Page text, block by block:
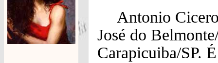
Antonio
José do
Carapicuiba/SP.